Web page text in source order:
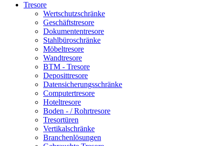
Tresore
Wertschutzschränke
Geschäftstresore
Dokumententresore
Stahlbüroschränke
Möbeltresore
Wandtresore
BTM - Tresore
Deposittresore
Datensicherungsschränke
Computertresore
Hoteltresore
Boden - / Rohrtresore
Tresortüren
Vertikalschränke
Branchenlösungen